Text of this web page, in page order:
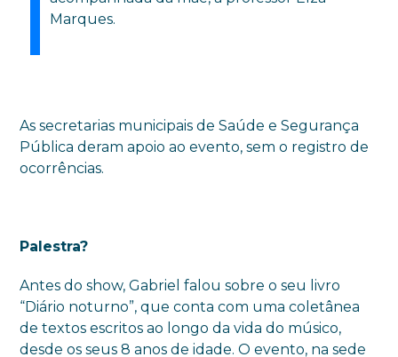
Marques.
As secretarias municipais de Saúde e Segurança
Pública deram apoio ao evento, sem o registro de
ocorrências.
Palestra?
Antes do show, Gabriel falou sobre o seu livro
“Diário noturno”, que conta com uma coletânea
de textos escritos ao longo da vida do músico,
desde os seus 8 anos de idade. O evento, na sede